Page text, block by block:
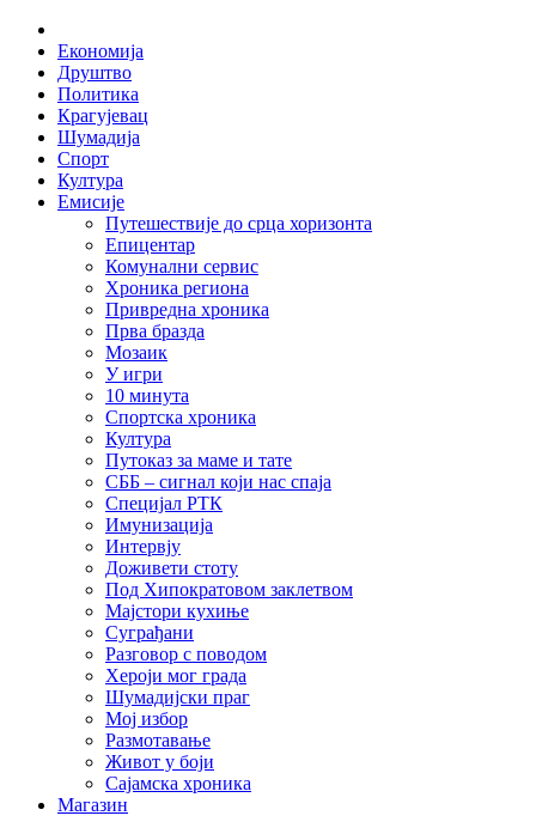
Skip
content
Економија
Друштво
Политика
Крагујевац
Шумадија
Спорт
Култура
Емисије
Путешествије до срца хоризонта
Епицентар
Комунални сервис
Хроника региона
Привредна хроника
Прва бразда
Мозаик
У игри
10 минута
Спортска хроника
Култура
Путоказ за маме и тате
СББ – сигнал који нас спаја
Специјал РТК
Имунизација
Интервју
Доживети стоту
Под Хипократовом заклетвом
Мајстори кухиње
Суграђани
Разговор с поводом
Хероји мог града
Шумадијски праг
Мој избор
Размотавање
Живот у боји
Сајамска хроника
Магазин